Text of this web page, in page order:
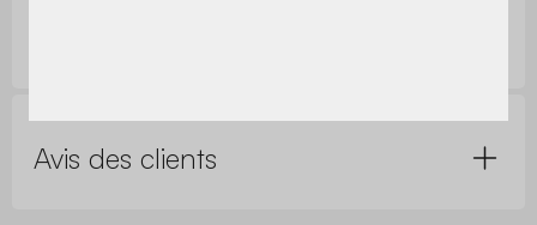
Avis des clients